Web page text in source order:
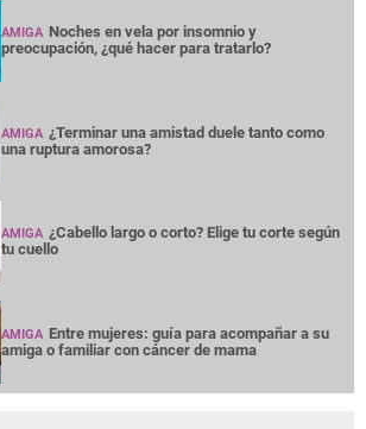
AMIGA Noches en vela por insomnio y
preocupación, ¿qué hacer para tratarlo?
AMIGA ¿Terminar una amistad duele tanto como
una ruptura amorosa?
AMIGA ¿Cabello largo o corto? Elige tu corte según
tu cuello
AMIGA Entre mujeres: guía para acompañar a su
amiga o familiar con cáncer de mama